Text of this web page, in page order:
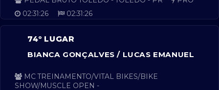
02:31:26
02:31:26
74º LUGAR
BIANCA GONÇALVES / LUCAS EMANUEL
MC TREINAMENTO/VITAL BIKES/BIKE
SHOW/MUSCLE OPEN -